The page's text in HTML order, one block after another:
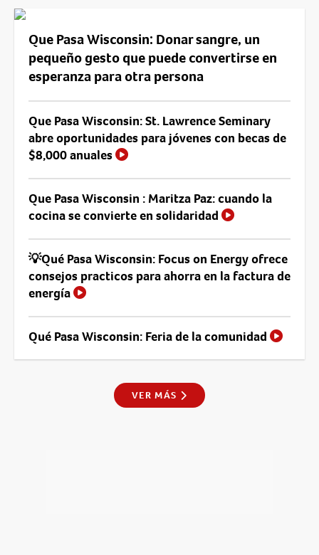
Que Pasa Wisconsin: Donar sangre, un
pequeño gesto que puede convertirse en
esperanza para otra persona
Que Pasa Wisconsin: St. Lawrence Seminary
abre oportunidades para jóvenes con becas de
$8,000 anuales
Que Pasa Wisconsin : Maritza Paz: cuando la
cocina se convierte en solidaridad
💡Qué Pasa Wisconsin: Focus on Energy ofrece
consejos practicos para ahorra en la factura de
energía
Qué Pasa Wisconsin: Feria de la comunidad
VER MÁS